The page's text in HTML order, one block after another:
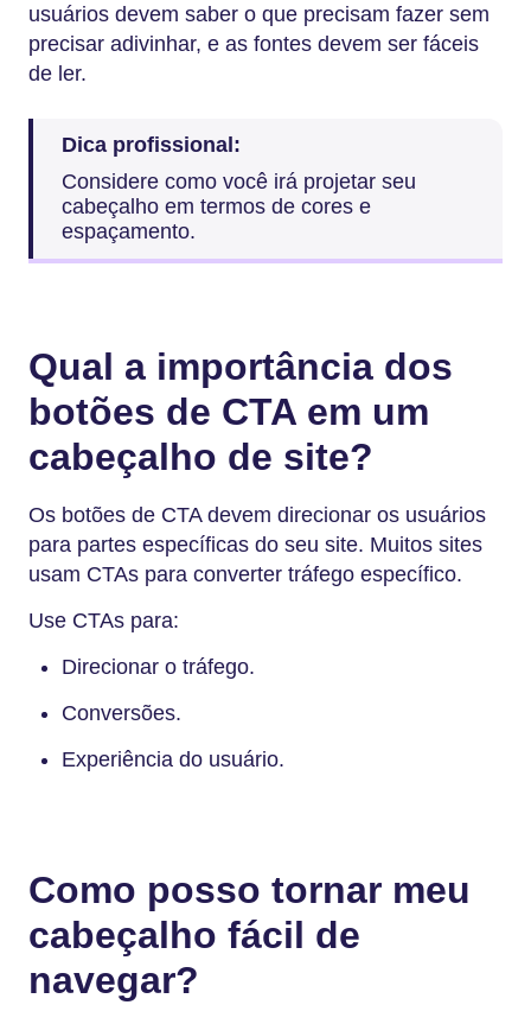
usuários devem saber o que precisam fazer sem
precisar adivinhar, e as fontes devem ser fáceis
de ler.
Dica profissional:
Considere como você irá projetar seu
cabeçalho em termos de cores e
espaçamento.
Qual a importância dos
botões de CTA em um
cabeçalho de site?
Os botões de CTA devem direcionar os usuários
para partes específicas do seu site. Muitos sites
usam CTAs para converter tráfego específico.
Use CTAs para:
Direcionar o tráfego.
Conversões.
Experiência do usuário.
Como posso tornar meu
cabeçalho fácil de
navegar?